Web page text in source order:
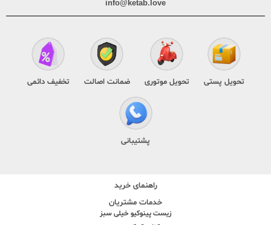
info@ketab.love
تحویل پستی تحویل موتوری ضمانت اصالت تخفیف دائمی
پشتیبانی
راهنمای خرید
خدمات مشتریان
زیست پینوکیو خیلی سبز